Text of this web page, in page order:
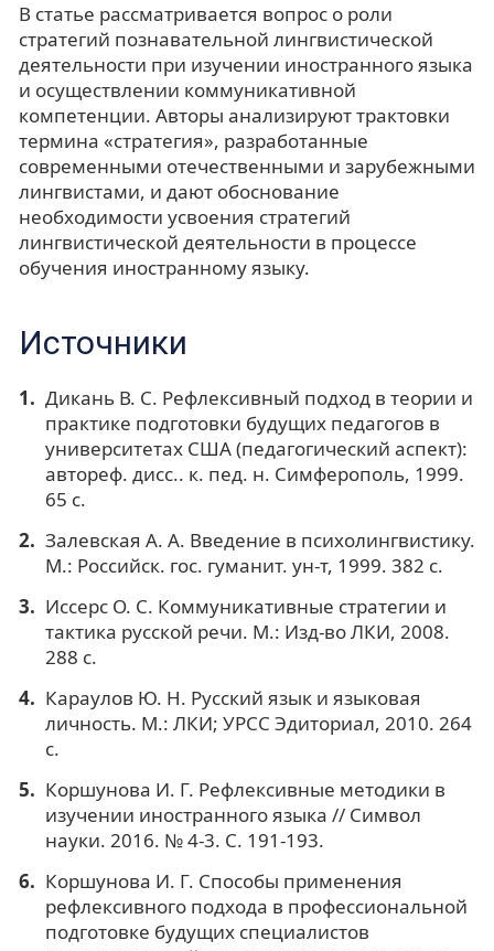
В статье рассматривается вопрос о роли
стратегий познавательной лингвистической
деятельности при изучении иностранного языка
и осуществлении коммуникативной
компетенции. Авторы анализируют трактовки
термина «стратегия», разработанные
современными отечественными и зарубежными
лингвистами, и дают обоснование
необходимости усвоения стратегий
лингвистической деятельности в процессе
обучения иностранному языку.
Источники
Дикань В. С. Рефлексивный подход в теории и
практике подготовки будущих педагогов в
университетах США (педагогический аспект):
автореф. дисс.. к. пед. н. Симферополь, 1999.
65 с.
Залевская А. А. Введение в психолингвистику.
М.: Российск. гос. гуманит. ун-т, 1999. 382 с.
Иссерс О. С. Коммуникативные стратегии и
тактика русской речи. М.: Изд-во ЛКИ, 2008.
288 с.
Караулов Ю. Н. Русский язык и языковая
личность. М.: ЛКИ; УРСС Эдиториал, 2010. 264
с.
Коршунова И. Г. Рефлексивные методики в
изучении иностранного языка // Символ
науки. 2016. № 4-3. С. 191-193.
Коршунова И. Г. Способы применения
рефлексивного подхода в профессиональной
подготовке будущих специалистов